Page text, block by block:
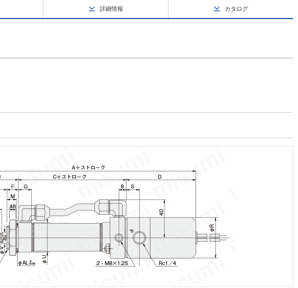
詳細情報 カタログ